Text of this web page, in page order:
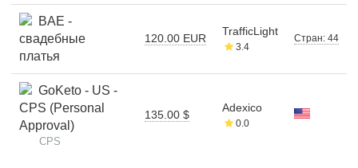
BAE -
свадебные
платья
120.00 EUR
TrafficLight
3.4
Стран: 44
GoKeto - US -
CPS (Personal
Approval)
CPS
135.00 $
Adexico
0.0